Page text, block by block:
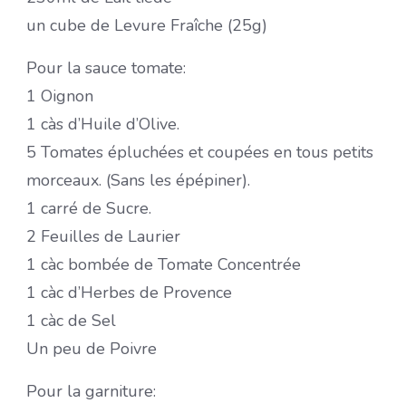
un cube de Levure Fraîche (25g)
Pour la sauce tomate:
1 Oignon
1 càs d’Huile d’Olive.
5 Tomates épluchées et coupées en tous petits
morceaux. (Sans les épépiner).
1 carré de Sucre.
2 Feuilles de Laurier
1 càc bombée de Tomate Concentrée
1 càc d’Herbes de Provence
1 càc de Sel
Un peu de Poivre
Pour la garniture: